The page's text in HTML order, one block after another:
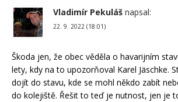
Vladimír Pekuláš napsal:
22. 9. 2022 (18:01)
Škoda jen, že obec věděla o havarijním
lety, kdy na to upozorňoval Karel Jäschke.
dojít do stavu, kde se mohl někdo zabít
do kolejiště. Řešit to teď je nutnost, jen je